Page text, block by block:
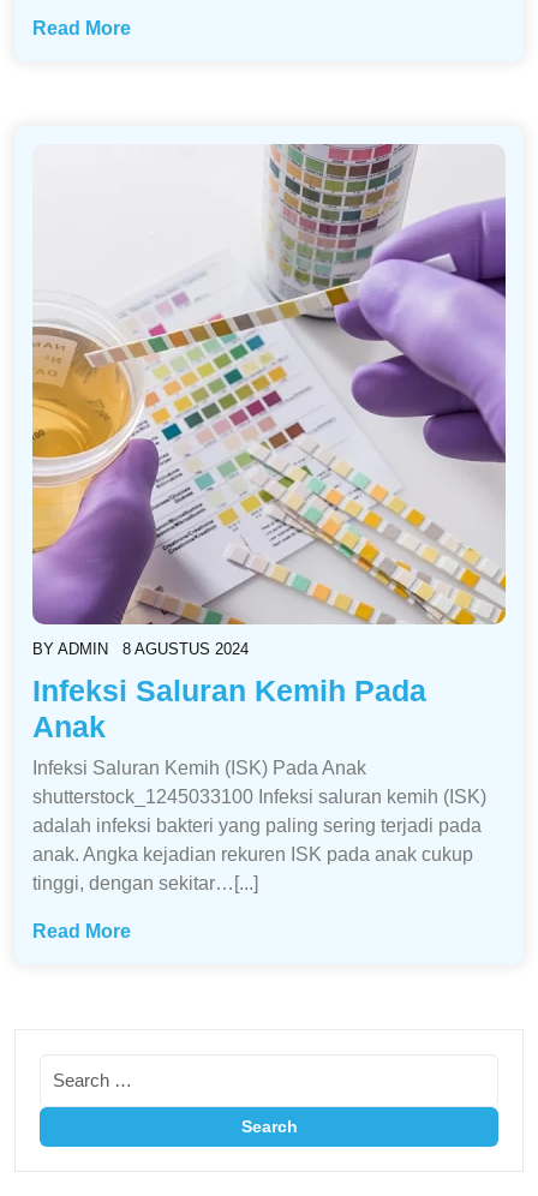
Read More
BY ADMIN 8 AGUSTUS 2024
Infeksi Saluran Kemih Pada
Anak
Infeksi Saluran Kemih (ISK) Pada Anak
shutterstock_1245033100 Infeksi saluran kemih (ISK)
adalah infeksi bakteri yang paling sering terjadi pada
anak. Angka kejadian rekuren ISK pada anak cukup
tinggi, dengan sekitar…[...]
Read More